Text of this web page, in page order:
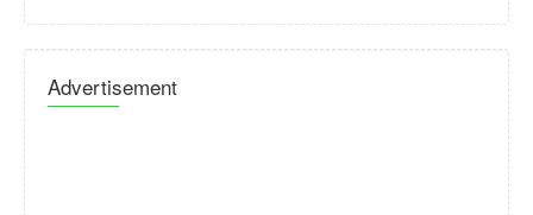
Advertisement